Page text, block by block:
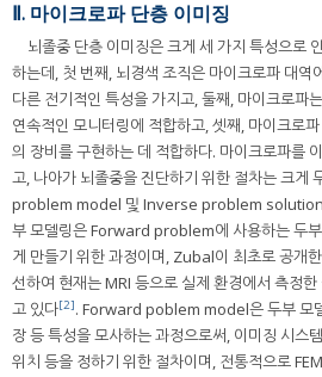
Ⅱ. 마이크로파 단층 이미징
뇌졸중 단층 이미징은 크게 세 가지 특성으로
하는데, 첫 번째, 뇌경색 조직은 마이크로파 대역
다른 전기적인 특성을 가지고, 둘째, 마이크로파
연속적인 모니터링에 적합하고, 셋째, 마이크로
의 장비를 구현하는 데 적합하다. 마이크로파를
고, 나아가 뇌졸중을 진단하기 위한 절차는 크게
problem model 및 Inverse problem solution
부 모델링은 Forward problem에 사용하는 두
게 만들기 위한 과정이며, Zubal이 최초로 공개
선하여 현재는 MRI 등으로 실제 환경에서 측정
고 있다[2]. Forward poblem model은 두부 모
장 등 특성을 모사하는 과정으로써, 이미징 시스
위치 등을 정하기 위한 절차이며, 전통적으로